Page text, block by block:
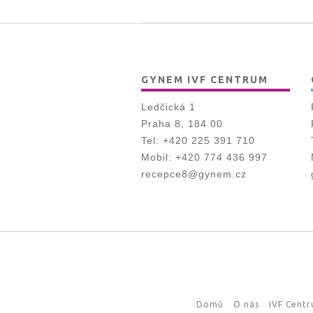
GYNEM IVF CENTRUM
Ledčická 1
Praha 8, 184 00
Tel: +420 225 391 710
Mobil: +420 774 436 997
recepce8@gynem.cz
Domů O nás IVF